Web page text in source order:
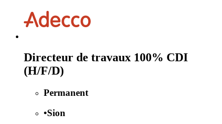
Directeur de travaux 100% CDI
(H/F/D)
Permanent
•Sion